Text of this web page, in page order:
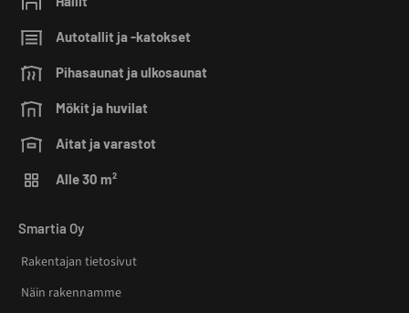
Autotallit ja -katokset
Pihasaunat ja ulkosaunat
Mökit ja huvilat
Aitat ja varastot
Alle 30 m²
Smartia Oy
Rakentajan tietosivut
Näin rakennamme